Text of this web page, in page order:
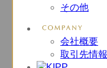
その他
会社概要
取引先情報